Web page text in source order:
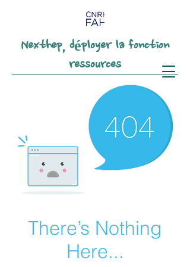
Nexthep, déployer la fonction
ressources
There’s Nothing
Here...